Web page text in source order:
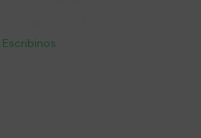
Escribinos